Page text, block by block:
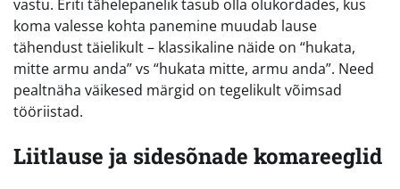
vastu. Eriti tähelepanelik tasub olla olukordades, kus
koma valesse kohta panemine muudab lause
tähendust täielikult – klassikaline näide on “hukata,
mitte armu anda” vs “hukata mitte, armu anda”. Need
pealtnäha väikesed märgid on tegelikult võimsad
tööriistad.
Liitlause ja sidesõnade komareeglid